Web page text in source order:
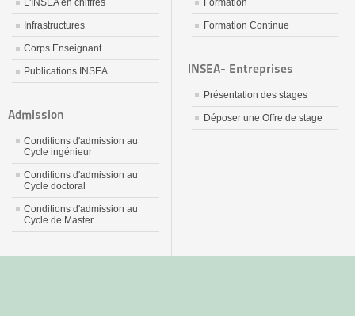
Infrastructures
Corps Enseignant
Publications INSEA
Admission
Conditions d'admission au
Cycle ingénieur
Conditions d'admission au
Cycle doctoral
Conditions d'admission au
Cycle de Master
Formation Continue
INSEA- Entreprises
Présentation des stages
Déposer une Offre de stage